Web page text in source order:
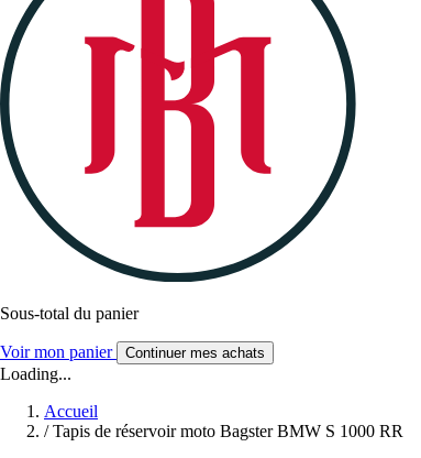
Sous-total du panier
Voir mon panier Continuer mes achats
Loading...
Accueil
/ Tapis de réservoir moto Bagster BMW S 1000 RR